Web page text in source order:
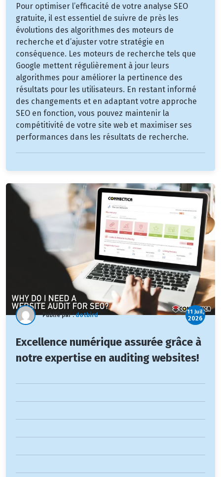
Pour optimiser l’efficacité de votre analyse SEO
gratuite, il est essentiel de suivre de près les
évolutions des algorithmes des moteurs de
recherche et d’ajuster votre stratégie en
conséquence. Les moteurs de recherche tels que
Google mettent régulièrement à jour leurs
algorithmes pour améliorer la pertinence des
résultats pour les utilisateurs. En restant informé
des changements et en adaptant votre approche
SEO en fonction, vous pouvez maintenir la
compétitivité de votre site web et maximiser ses
performances dans les résultats de recherche.
Publié par :dotbird 11 Juil,
2026
Excellence numérique assurée grâce à
notre expertise en auditing websites!